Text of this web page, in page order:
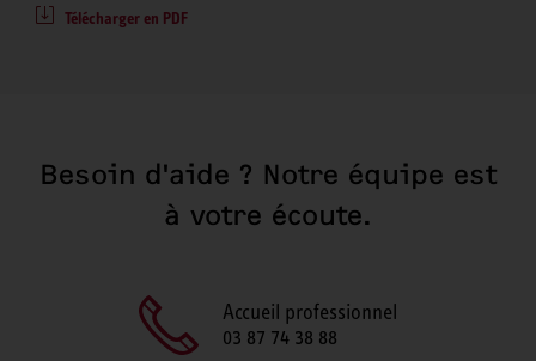
Télécharger en PDF
Besoin d'aide ? Notre équipe est
à votre écoute.
Accueil professionnel
03 87 74 38 88